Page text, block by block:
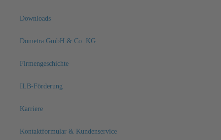
Downloads
Dometra GmbH & Co. KG
Firmengeschichte
ILB-Förderung
Karriere
Kontaktformular & Kundenservice